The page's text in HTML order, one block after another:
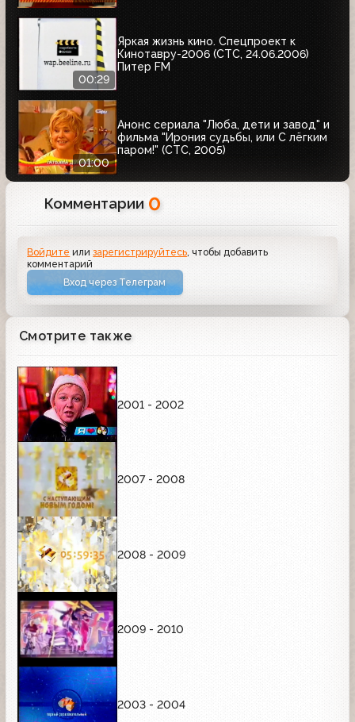
00:29
Яркая жизнь кино. Спецпроект к
Кинотавру-2006 (СТС, 24.06.2006)
Питер FM
01:00
Анонс сериала "Люба, дети и завод" и
фильма "Ирония судьбы, или С лёгким
паром!" (СТС, 2005)
Комментарии 0
Войдите илизарегистрируйтесь , чтобы добавить
комментарий
Вход через Телеграм
Смотрите также
2001 - 2002
2007 - 2008
2008 - 2009
2009 - 2010
2003 - 2004